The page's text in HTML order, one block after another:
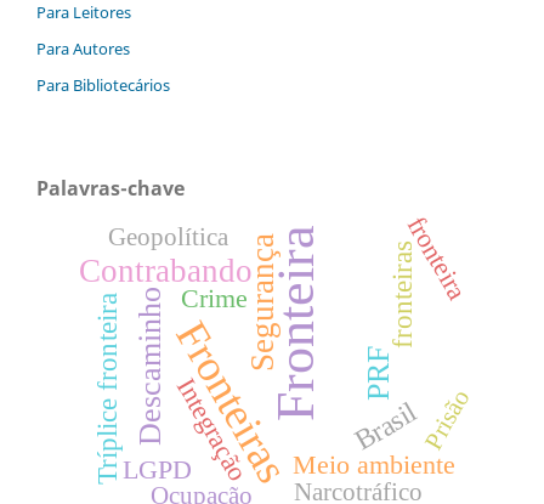
Para Leitores
Para Autores
Para Bibliotecários
Palavras-chave
Fronteira
Fronteiras
Segurança
Contrabando
Descaminho PRF
Tríplice fronteira Brasil
fronteiras
Integração Meio ambiente
LGPD
Crime fronteira
Geopolítica
Narcotráfico
Prisão
Ocupação